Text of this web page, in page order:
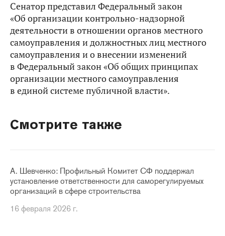
Сенатор представил Федеральный закон
«Об организации контрольно-надзорной
деятельности в отношении органов местного
самоуправления и должностных лиц местного
самоуправления и о внесении изменений
в Федеральный закон «Об общих принципах
организации местного самоуправления
в единой системе публичной власти».
Смотрите также
А. Шевченко: Профильный Комитет СФ поддержал
установление ответственности для саморегулируемых
организаций в сфере строительства
16 февраля 2026 г.